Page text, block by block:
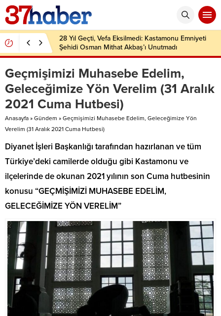
28 Yıl Geçti, Vefa Eksilmedi: Kastamonu Emniyeti
Şehidi Osman Mithat Akbaş’ı Unutmadı
Geçmişimizi Muhasebe Edelim,
Geleceğimize Yön Verelim (31 Aralık
2021 Cuma Hutbesi)
Anasayfa » Gündem » Geçmişimizi Muhasebe Edelim, Geleceğimize Yön
Verelim (31 Aralık 2021 Cuma Hutbesi)
Diyanet İşleri Başkanlığı tarafından hazırlanan ve tüm
Türkiye’deki camilerde olduğu gibi Kastamonu ve
ilçelerinde de okunan 2021 yılının son Cuma hutbesinin
konusu “GEÇMİŞİMİZİ MUHASEBE EDELİM,
GELECEĞİMİZE YÖN VERELİM”